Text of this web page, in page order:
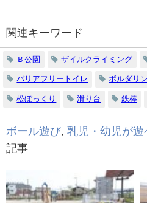
関連キーワード
Ｂ公園 ザイルクライミング
バリアフリートイレ ボルダリ
松ぼっくり 滑り台 鉄棒
ボール遊び, 乳児・幼児が遊
記事